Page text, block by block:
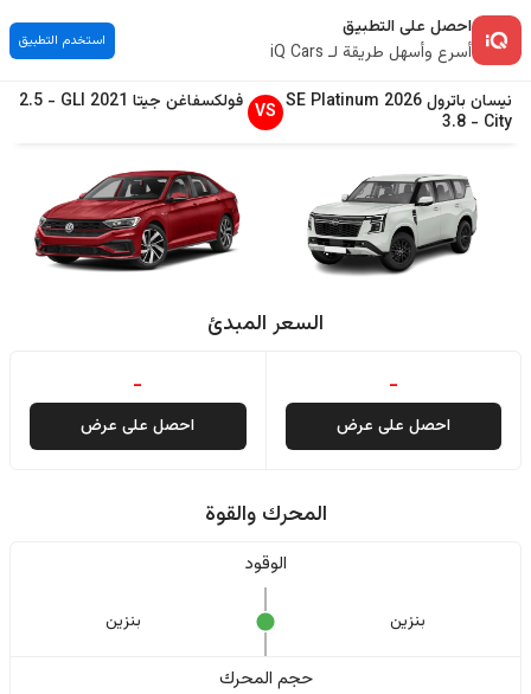
احصل على التطبيق
أسرع وأسهل طريقة لـ iQ Cars
استخدم التطبيق
نيسان باترول2026
SE Platinum
City
-
3.8
VS فولكسفاغن جيتا 2021
GLI
-
2.5
السعر المبدئ
-
احصل على عرض
-
احصل على عرض
المحرك والقوة
الوقود
بنزين بنزين
حجم المحرك